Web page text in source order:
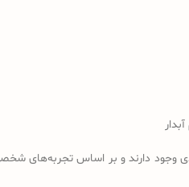
وجود دارند و بر اساس تجربه‌های